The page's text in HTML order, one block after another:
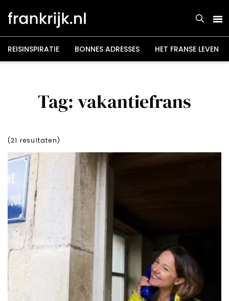
naar
inhoud
REISINSPIRATIE BONNES ADRESSES HET FRANSE LEVEN
Tag: vakantiefrans
(21 resultaten)